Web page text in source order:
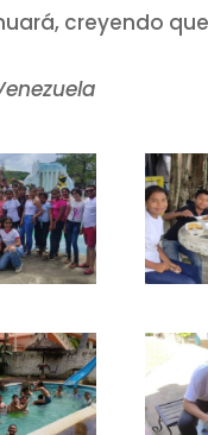
creyendo